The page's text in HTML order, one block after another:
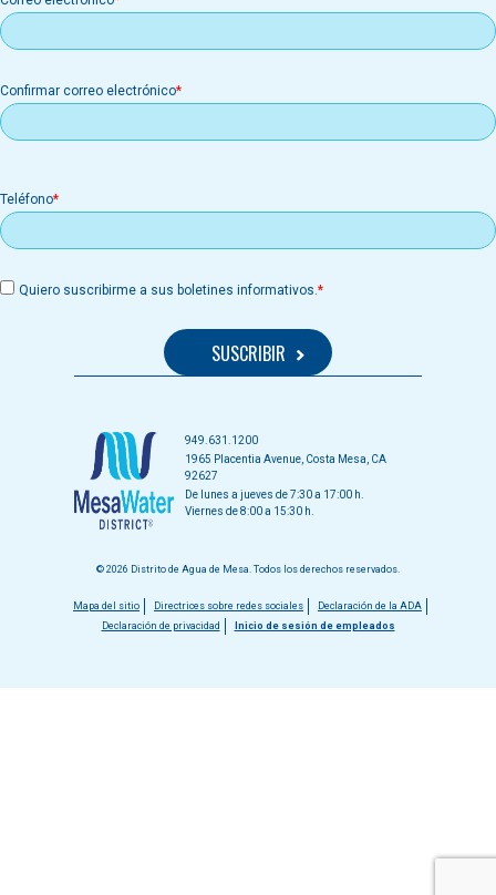
electrónico
Confirmar correo electrónico
Teléfono
Quiero suscribirme a sus boletines informativos.
949.631.1200
1965 Placentia Avenue, Costa Mesa, CA
92627
De lunes a jueves de 7:30 a 17:00 h.
Viernes de 8:00 a 15:30 h.
© 2026 Distrito de Agua de Mesa. Todos los derechos reservados.
Menú
pie
Mapa del sitio Directrices sobre redes sociales
Declaración de la ADA
Declaración de privacidad
Inicio de sesión de empleados